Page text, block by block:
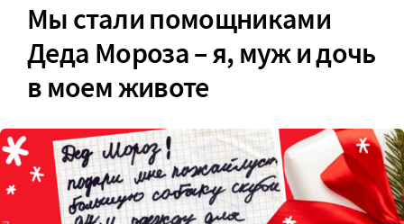
Мы стали помощниками
Деда Мороза – я, муж и дочь
в моем животе